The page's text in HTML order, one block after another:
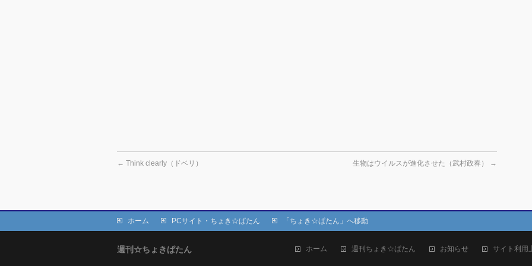
← Think clearly（ドベリ） 生物はウイルスが進化させた（武村政春） →
ホーム PCサイト・ちょき☆ぱたん 「ちょき☆ぱたん」へ移動
週刊☆ちょきぱたん ホーム 週刊ちょき☆ぱたん お知らせ サイト利用